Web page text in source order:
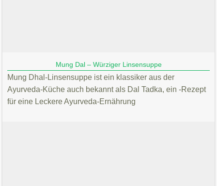
Mung Dal – Würziger Linsensuppe
Mung Dhal-Linsensuppe ist ein klassiker aus der
Ayurveda-Küche auch bekannt als Dal Tadka, ein -Rezept
für eine Leckere Ayurveda-Ernährung